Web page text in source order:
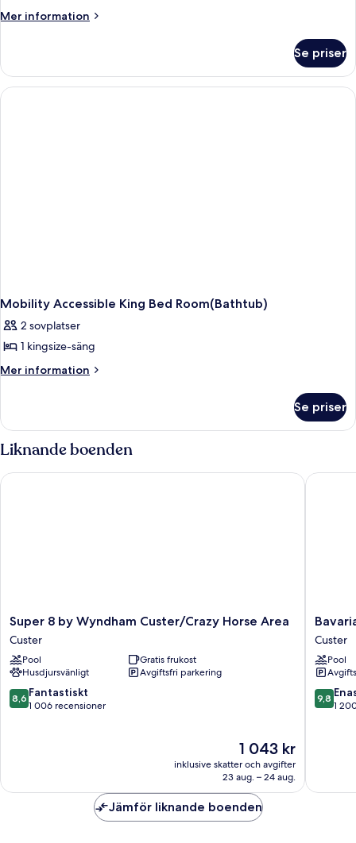
tillgänglighetsanpassat
och
mikrovågsugn
Mer information
Mer
-
kingsize-
Se priser
Mobility Accessible King Bed Room(Bathtub)
2 sovplatser
1 kingsize-säng
Mer information
Mer
Accessible
King
Bed
Room(Bathtub)
Se priser
Liknande boenden
Super
8
by
Wyndham
Custer/Crazy
Horse
Area
Super 8 by Wyndham Custer/Crazy Horse Area
Custer
Pool
Gratis frukost
Husdjursvänligt
Avgiftsfri parkering
8.6
av
8,6 Fantastiskt
1 006 recensioner
Priset
1 043 kr
1 043 kr
inklusive skatter och avgifter
23 aug. – 24 aug.
Super 8 by Wyndham Custer/Crazy Horse Area
Bavarian
Inn
Black
Hills
Custer
Custer
Pool
9.8
av
9,8
1
Jämför liknande boenden